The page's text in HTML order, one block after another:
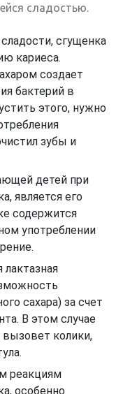
сладостью.
сгущенка
кариеса.
создает
бактерий в
этого, нужно
зубы и
детей при
является его
содержится
употреблении
сахара) за счет
В этом случае
колики,
реакциям
особенно